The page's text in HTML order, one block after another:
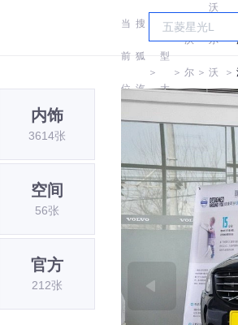
当
前
位
置:
搜
狐
汽
车
＞
车
型
大
全
＞
沃
尔
沃
＞
沃
尔
沃
(进
＞
内饰
3614张
空间
56张
官方
212张